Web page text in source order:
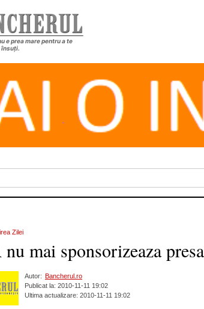
e prea mare pentru a te
însuți.
Zilei
mai sponsorizeaza presa
Autor:
Bancherul.ro
Publicat la: 2010-11-11 19:02
Ultima actualizare: 2010-11-11 19:02